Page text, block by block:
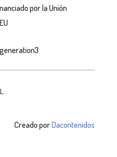
por la Unión
Creado porDacontenidos